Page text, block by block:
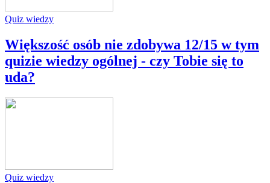
Quiz wiedzy
Większość osób nie zdobywa 12/15 w tym
quizie wiedzy ogólnej - czy Tobie się to
uda?
Quiz wiedzy